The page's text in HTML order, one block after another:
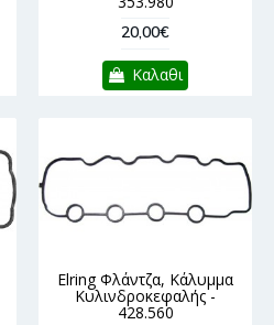
20,00€
Καλαθι
Elring Φλάντζα, Κάλυμμα
Κυλινδροκεφαλής -
428.560